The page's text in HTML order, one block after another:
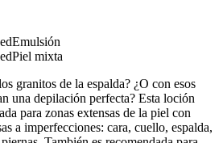
Emulsión
Piel mixta
granitos de la espalda? ¿O con esos
una depilación perfecta? Esta loción
para zonas extensas de la piel con
a imperfecciones: cara, cuello, espalda,